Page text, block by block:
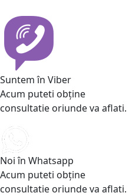
Suntem în Viber
Acum puteti obține
consultatie oriunde va aflati.
Noi în Whatsapp
Acum puteti obține
consultatie oriunde va aflati.